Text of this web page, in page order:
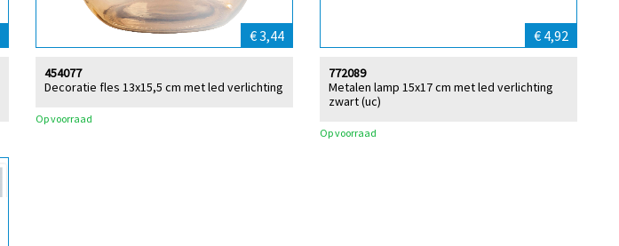
€ 3,44
Decoratie fles 13x15,5 cm met led verlichting
454077
Op voorraad
€ 4,92
Metalen lamp 15x17 cm met led verlichting
zwart (uc)
772089
Op voorraad